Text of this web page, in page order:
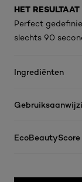
HET RESULTAAT
Perfect
slechts 90
Ingrediënten
EcoBeautyScore